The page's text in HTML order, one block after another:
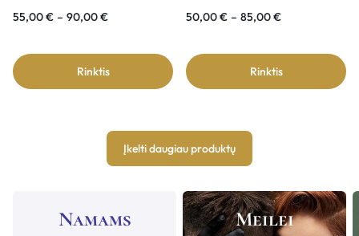
55,00€ – 90,00€
Rinktis
50,00€ – 85,00€
Rinktis
Įkelti daugiau produktų
Namams Meilei